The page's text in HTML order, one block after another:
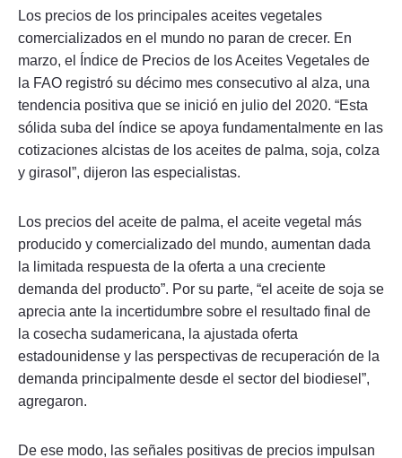
Los precios de los principales aceites vegetales
comercializados en el mundo no paran de crecer. En
marzo, el Índice de Precios de los Aceites Vegetales de
la FAO registró su décimo mes consecutivo al alza, una
tendencia positiva que se inició en julio del 2020. “Esta
sólida suba del índice se apoya fundamentalmente en las
cotizaciones alcistas de los aceites de palma, soja, colza
y girasol”, dijeron las especialistas.
Los precios del aceite de palma, el aceite vegetal más
producido y comercializado del mundo, aumentan dada
la limitada respuesta de la oferta a una creciente
demanda del producto”. Por su parte, “el aceite de soja se
aprecia ante la incertidumbre sobre el resultado final de
la cosecha sudamericana, la ajustada oferta
estadounidense y las perspectivas de recuperación de la
demanda principalmente desde el sector del biodiesel”,
agregaron.
De ese modo, las señales positivas de precios impulsan